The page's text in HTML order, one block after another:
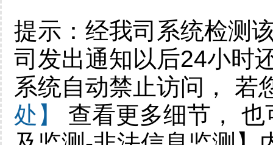
提示：经我司系统检测
司发出通知以后24小时
系统自动禁止访问， 若
处】
查看更多细节，